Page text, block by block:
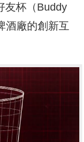
友杯（Buddy
酒廠的創新互